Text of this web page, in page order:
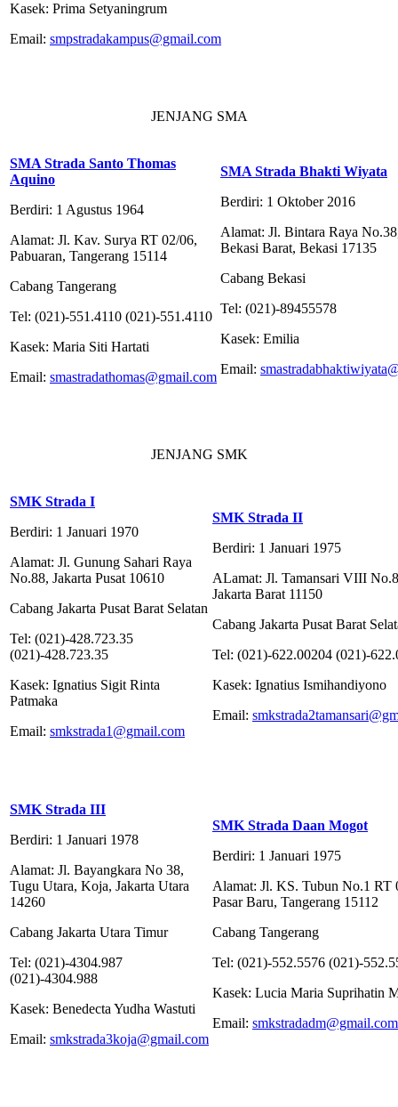
Kasek: Prima Setyaningrum
Email: smpstradakampus@gmail.com
JENJANG SMA
SMA Strada Santo Thomas
Aquino
Berdiri: 1 Agustus 1964
Alamat: Jl. Kav. Surya RT 02/06,
Pabuaran, Tangerang 15114
Cabang Tangerang
Tel: (021)-551.4110 (021)-551.4110
Kasek: Maria Siti Hartati
Email: smastradathomas@gmail.com
SMA Strada Bhakti Wiyata
Berdiri: 1 Oktober 2016
Alamat: Jl. Bintara Raya
Bekasi Barat, Bekasi 17135
Cabang Bekasi
Tel: (021)-89455578
Kasek: Emilia
Email:
JENJANG SMK
SMK Strada I
Berdiri: 1 Januari 1970
Alamat: Jl. Gunung Sahari Raya
No.88, Jakarta Pusat 10610
Cabang Jakarta Pusat Barat Selatan
Tel: (021)-428.723.35
(021)-428.723.35
Kasek: Ignatius Sigit Rinta
Patmaka
Email: smkstrada1@gmail.com
SMK Strada II
Berdiri: 1 Januari 1975
ALamat: Jl. Tamansari VIII
Jakarta Barat 11150
Cabang Jakarta Pusat Barat
Tel: (021)-622.00204 (021)-
Kasek: Ignatius Ismihandiyono
Email:
SMK Strada III
Berdiri: 1 Januari 1978
Alamat: Jl. Bayangkara No 38,
Tugu Utara, Koja, Jakarta Utara
14260
Cabang Jakarta Utara Timur
Tel: (021)-4304.987
(021)-4304.988
Kasek: Benedecta Yudha Wastuti
Email: smkstrada3koja@gmail.com
SMK Strada Daan Mogot
Berdiri: 1 Januari 1975
Alamat: Jl. KS. Tubun No.1 RT
Pasar Baru, Tangerang 15112
Cabang Tangerang
Tel: (021)-552.5576 (021)-
Kasek: Lucia Maria Suprihatin
Email: smkstradadm@gmail.com